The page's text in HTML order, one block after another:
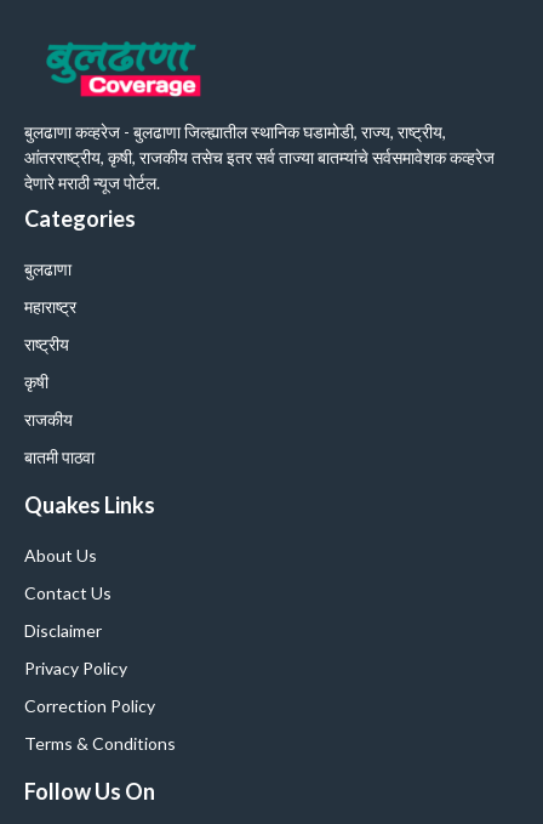
बुलढाणा कव्हरेज - बुलढाणा जिल्ह्यातील स्थानिक घडामोडी, राज्य, राष्ट्रीय,
आंतरराष्ट्रीय, कृषी, राजकीय तसेच इतर सर्व ताज्या बातम्यांचे सर्वसमावेशक कव्हरेज
देणारे मराठी न्यूज पोर्टल.
Categories
बुलढाणा
महाराष्ट्र
राष्ट्रीय
कृषी
राजकीय
बातमी पाठवा
Quakes Links
About Us
Contact Us
Disclaimer
Privacy Policy
Correction Policy
Terms & Conditions
Follow Us On